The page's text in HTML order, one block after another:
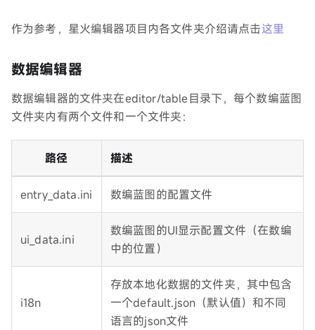
作为参考，星火编辑器项目内各文件夹介绍请点击这里
数据编辑器
数据编辑器的文件夹在editor/table目录下，每个数编蓝图
文件夹内有两个文件和一个文件夹：
路径 描述
entry_data.ini 数编蓝图的配置文件
ui_data.ini
数编蓝图的UI显示配置文件（在数编
中的位置）
i18n
存放本地化数据的文件夹，其中包含
一个default.json（默认值）和不同
语言的json文件